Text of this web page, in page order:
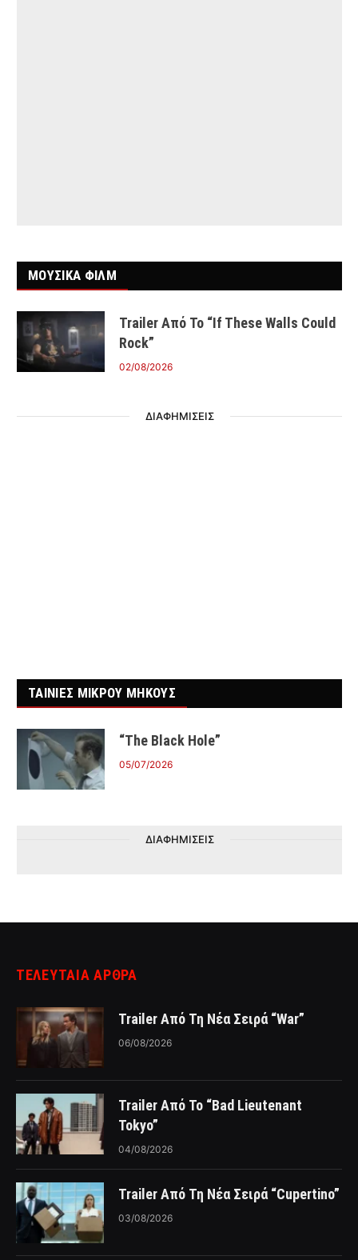
ΜΟΥΣΙΚΑ ΦΙΛΜ
Trailer Από Το “If These Walls Could
Rock”
02/08/2026
ΔΙΑΦΗΜΙΣΕΙΣ
ΤΑΙΝΙΕΣ ΜΙΚΡΟΥ ΜΗΚΟΥΣ
“The Black Hole”
05/07/2026
ΔΙΑΦΗΜΙΣΕΙΣ
ΤΕΛΕΥΤΑΙΑ ΑΡΘΡΑ
Trailer Από Τη Νέα Σειρά “War”
06/08/2026
Trailer Από Το “Bad Lieutenant
Tokyo”
04/08/2026
Trailer Από Τη Νέα Σειρά “Cupertino”
03/08/2026